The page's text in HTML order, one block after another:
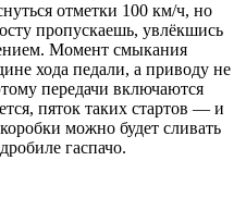
отметки 100 км/ч, но
пропускаешь, увлёкшись
Момент смыкания
хода педали, а приводу не
передачи включаются
пяток таких стартов — и
можно будет сливать
гаспачо.